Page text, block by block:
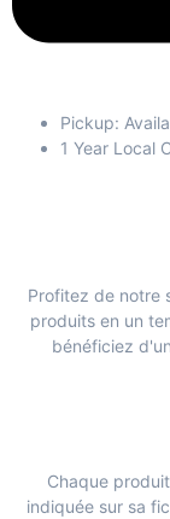
Pickup:
1 Year Local
Profitez de notre
produits en un
bénéficiez
Chaque
indiquée sur sa